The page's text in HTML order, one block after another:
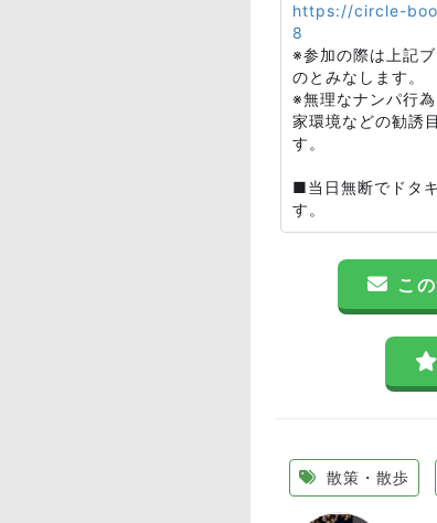
https://circle-
8
※参加の際は上記
のとみなします。
※無理なナンパ行
家環境などの勧誘
す。
■当日無断でドタ
す。
こ
散策・散歩